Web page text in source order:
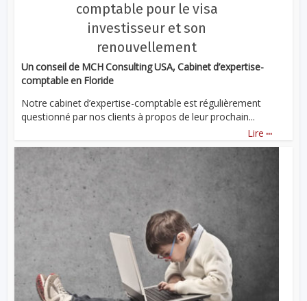
comptable pour le visa
investisseur et son
renouvellement
Un conseil de MCH Consulting USA, Cabinet d’expertise-
comptable en Floride
Notre cabinet d’expertise-comptable est régulièrement
questionné par nos clients à propos de leur prochain...
Lire ...